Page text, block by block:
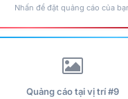
Nhấn để đặt quảng cáo của
Quảng cáo tại vị trí #9